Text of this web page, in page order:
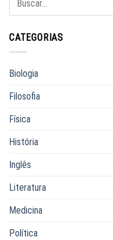
CATEGORIAS
Biologia
Filosofia
Física
História
Inglês
Literatura
Medicina
Política